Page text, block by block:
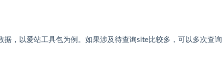
，以爱站工具包为例。如果涉及待查询site比较多，可以多次查询